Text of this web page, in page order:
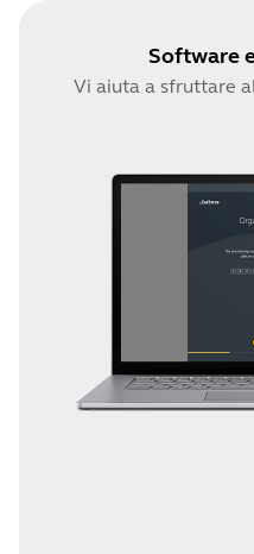
Software
Vi aiuta a sfruttare